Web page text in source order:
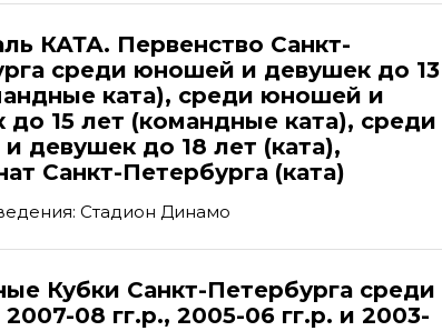
КАТА. Первенство Санкт-
среди юношей и девушек до 13
ката), среди юношей и
до 15 лет (командные ката), среди
девушек до 18 лет (ката),
Санкт-Петербурга (ката)
Стадион Динамо
Кубки Санкт-Петербурга среди
08 гг.р., 2005-06 гг.р. и 2003-